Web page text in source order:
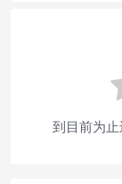
到目前为止